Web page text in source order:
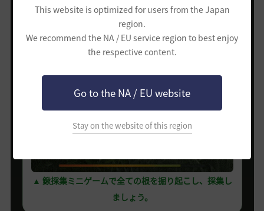
This website is optimized for users from the Japan
region.
We recommend the NA / EU service region to best enjoy
the respective content.
Go to the NA / EU website
Stay on the website of this region
▲ 鍬採集ミニゲームで全ての根を掘り起こし、採集し
ましょう。